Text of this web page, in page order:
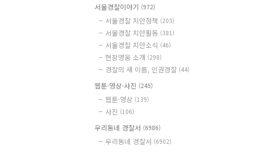
서울경찰이야기 (972)
서울경찰 치안정책 (203)
서울경찰 치안활동 (381)
서울경찰 치안소식 (46)
현장영웅 소개 (298)
경찰의 새 이름, 인권경찰 (44)
웹툰·영상·사진 (245)
웹툰·영상 (139)
사진 (106)
우리동네 경찰서 (6986)
우리동네 경찰서 (6902)